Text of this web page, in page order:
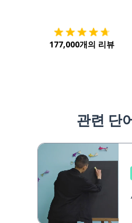
177,000개의 리뷰
관련 단